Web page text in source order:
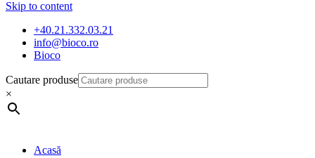
Skip to content
+40.21.332.03.21
info@bioco.ro
Bioco
Cautare produse
×
Acasă